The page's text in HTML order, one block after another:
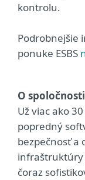
kontrolu.
Podrobnejšie
ponuke ESBS
O spoločnosti
Už viac ako
popredný
bezpečnosť a
infraštruktúry
čoraz